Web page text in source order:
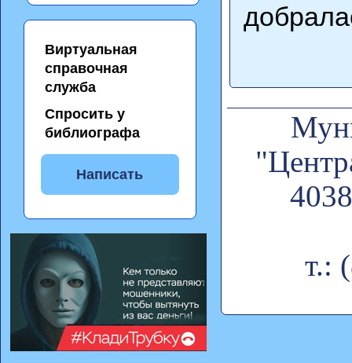
Виртуальная
справочная
служба
Спросить у
библиографа
Написать
т.: